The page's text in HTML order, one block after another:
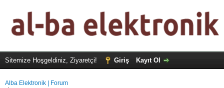
Sitemize Hoşgeldiniz, Ziyaretçi! Giriş Kayıt Ol
Alba Elektronik | Forum